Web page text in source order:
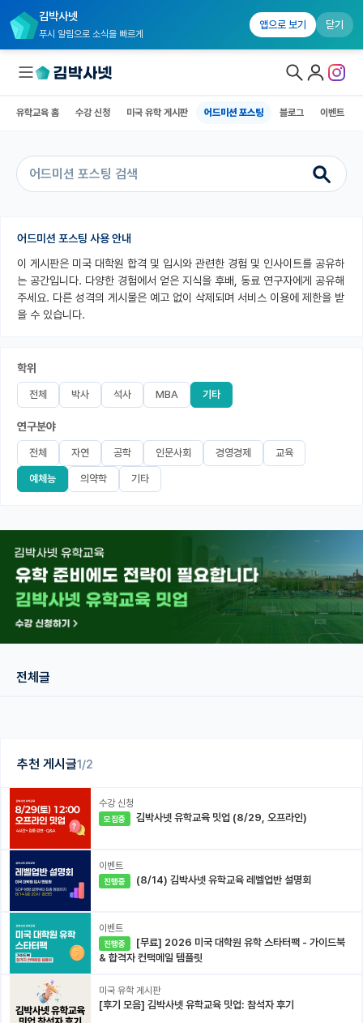
김박사넷
푸시 알림으로 소식을 빠르게
앱으로 보기 닫기
국내대학원 정보
커뮤니티
커리어
유학교육
미국 유학 게시판
어드미션 포스팅
블로그
이벤트
이벤트
반도체 아카데미
재팬라운지 🌸
유학교육 홈 수강 신청 미국 유학 게시판 어드미션 포스팅 블로그 이벤트
유학교육 홈 어드미션 포스팅 블로그
추천 게시글1/2
수강 신청
모집중 김박사넷 유학교육 밋업 (8/29, 오프라인)
이벤트
진행중 (8/14) 김박사넷 유학교육 레벨업반 설명회
이벤트
진행중
& 합격자 컨택메일 템플릿
미국 유학 게시판
[후기 모음] 김박사넷 유학교육 밋업: 참석자 후기
어드미션 포스팅 사용 안내
이 게시판은 미국 대학원 합격 및 입시와 관련한 경험 및 인사이트를 공유하
는 공간입니다. 다양한 경험에서 얻은 지식을 후배, 동료 연구자에게 공유해
주세요. 다른 성격의 게시물은 예고 없이 삭제되며 서비스 이용에 제한을 받
을 수 있습니다.
학위
전체 박사 석사 MBA 기타
연구분야
전체 자연 공학 인문사회 경영경제 교육
예체능 의약학 기타
전체글